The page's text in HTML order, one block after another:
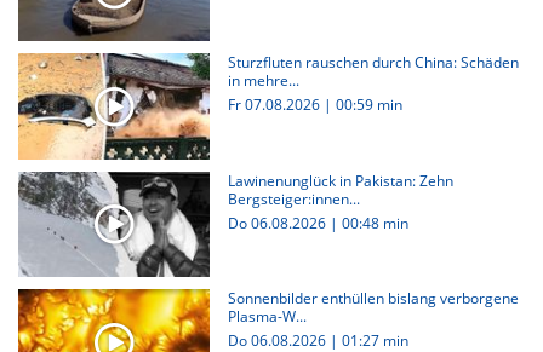
Sturzfluten rauschen durch China: Schäden
in mehre...
Fr 07.08.2026 | 00:59 min
Lawinenunglück in Pakistan: Zehn
Bergsteiger:innen...
Do 06.08.2026 | 00:48 min
Sonnenbilder enthüllen bislang verborgene
Plasma-W...
Do 06.08.2026 | 01:27 min